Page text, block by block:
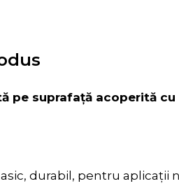
pe suprafață acoperită cu
durabil, pentru aplicații